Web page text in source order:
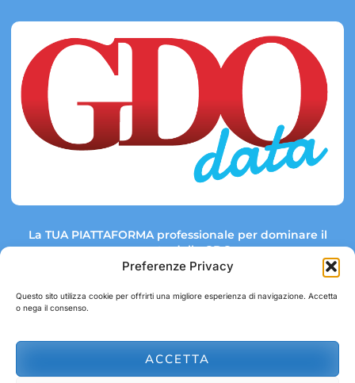
Preferenze Privacy
Questo sito utilizza cookie per offrirti una migliore esperienza di navigazione. Accetta
o nega il consenso.
ACCETTA
La TUA PIATTAFORMA professionale per dominare il
mercato della GDO.
Link rapidi:
abbonamenti@gdodata.it